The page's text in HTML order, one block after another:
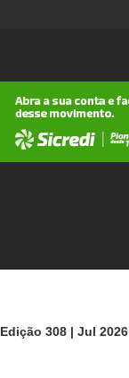
Edição 308 | Jul 2026